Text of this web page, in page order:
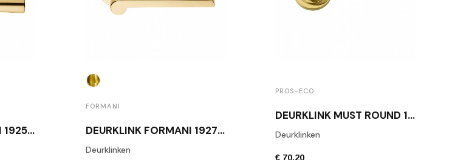
DEURKLINK FORMANI 1925 GEPOLIJSTE MESSING
FORMANI
DEURKLINK FORMANI 1927 GEPOLIJSTE MESSING
Deurklinken
PROS-ECO
DEURKLINK MUST ROUND 14 MESSING GEPOLIJST
Deurklinken
€ 70,20